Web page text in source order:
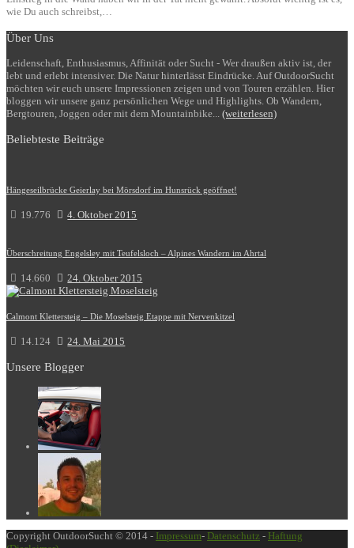
wie Du auch schreibst,…
Über Uns
Leidenschaft, Enthusiasmus, Affinität oder Sucht - Wer draußen aktiv ist, der
lebt und erlebt intensiver. Die Natur hinterlässt Eindrücke. Auf OutdoorSucht
möchten wir euch unsere Impressionen zeigen und von Touren erzählen. Hier
bloggen wir unsere ganz persönlichen Wege und Highlights. Ob Wandern,
Bergtouren, Joggen oder mit dem Mountainbike... (weiterlesen)
Beliebteste Beiträge
Hängeseilbrücke Geierlay bei Mörsdorf im Hunsrück geöffnet!
19.776 4. Oktober 2015
Überschreitung Engelsley mit Teufelsloch – Alpines Wandern im Ahrtal
14.660 24. Oktober 2015
Calmont Klettersteig – Die Moselsteig Etappe mit Nervenkitzel
14.124 24. Mai 2015
Unsere Blogger
Copyright OutdoorSucht © 2014 - Impressum- Datenschutz - Haftung